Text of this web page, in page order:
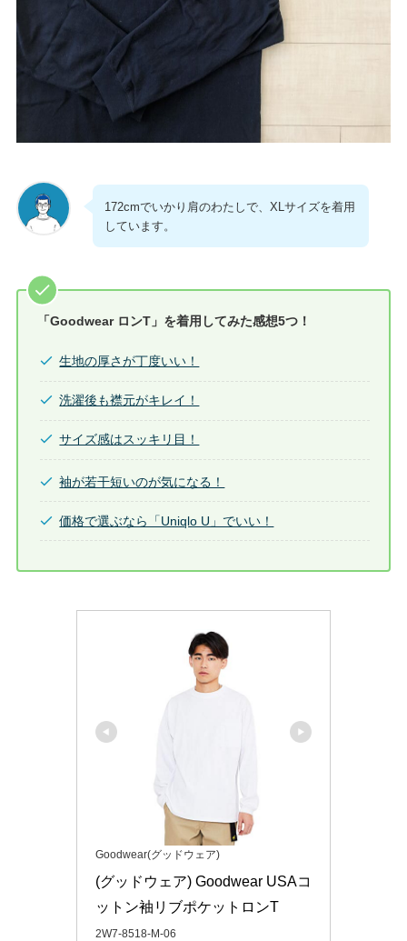
172cmでいかり肩のわたしで、XLサイズを着用
しています。
「Goodwear ロンT」を着用してみた感想5つ！
生地の厚さが丁度いい！
洗濯後も襟元がキレイ！
サイズ感はスッキリ目！
袖が若干短いのが気になる！
価格で選ぶなら「Uniqlo U」でいい！
Goodwear(グッドウェア)
(グッドウェア) Goodwear USAコ
ットン袖リブポケットロンT
2W7-8518-M-06